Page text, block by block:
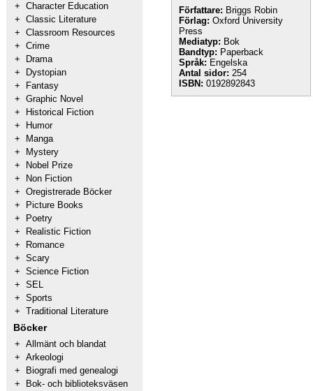
+ Character Education
+ Classic Literature
+ Classroom Resources
+ Crime
+
Drama
+
Dystopian
+
Fantasy
+ Graphic Novel
+
Historical Fiction
+
Humor
+
Manga
+
Mystery
+
Nobel Prize
+
Non Fiction
+ Oregistrerade Böcker
+
Picture Books
+
Poetry
+
Realistic Fiction
+
Romance
+ Scary
+ Science Fiction
+ SEL
+ Sports
+ Traditional Literature
Böcker
+ Allmänt och blandat
+ Arkeologi
+
Biografi med genealogi
+
Bok- och biblioteksväsen
Författare: Briggs Robin
Förlag: Oxford University
Press
Mediatyp: Bok
Bandtyp: Paperback
Språk: Engelska
Antal sidor: 254
ISBN: 0192892843